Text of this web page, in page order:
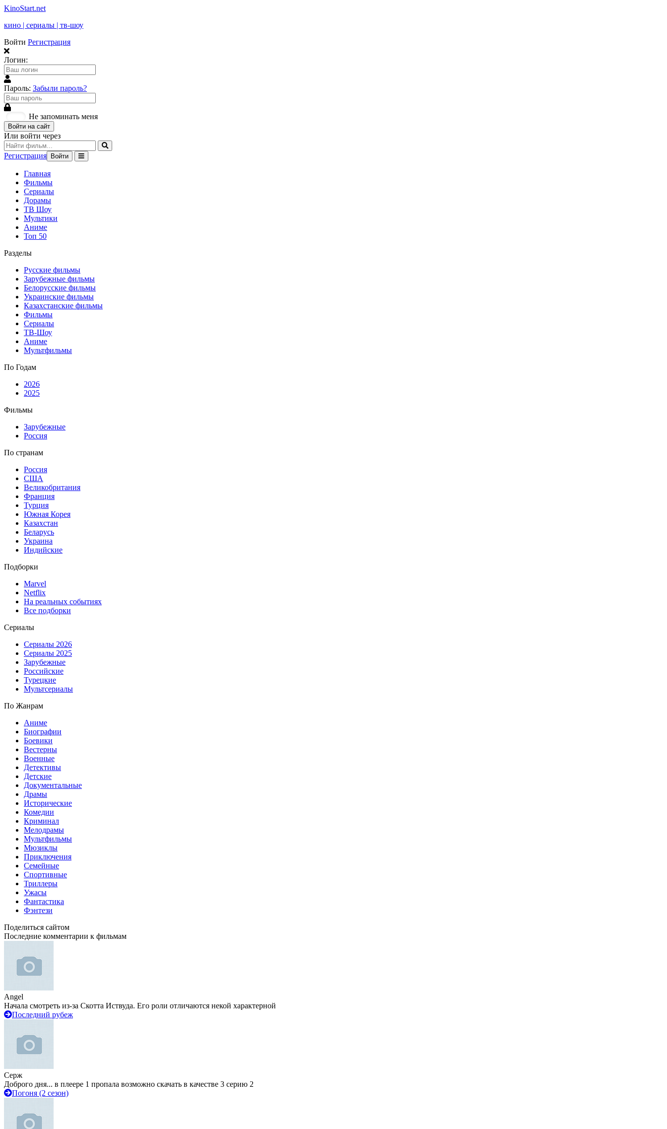
KinoStart.net
кино | сериалы | тв-шоу
Войти Регистрация
Логин:
Пароль: Забыли пароль?
Не запоминать меня
Войти на сайт
Или войти через
Регистрация Войти
Главная
Фильмы
Сериалы
Дорамы
ТВ Шоу
Мультики
Аниме
Топ 50
Разделы
Русские фильмы
Зарубежные фильмы
Белорусские фильмы
Украинские фильмы
Казахстанские фильмы
Фильмы
Сериалы
ТВ-Шоу
Аниме
Мультфильмы
По Годам
2026
2025
Фильмы
Зарубежные
Россия
По странам
Россия
США
Великобритания
Франция
Турция
Южная Корея
Казахстан
Беларусь
Украина
Индийские
Подборки
Marvel
Netflix
На реальных событиях
Все подборки
Сериалы
Сериалы 2026
Сериалы 2025
Зарубежные
Российские
Турецкие
Мультсериалы
По Жанрам
Аниме
Биографии
Боевики
Вестерны
Военные
Детективы
Детские
Документальные
Драмы
Исторические
Комедии
Криминал
Мелодрамы
Мультфильмы
Мюзиклы
Приключения
Семейные
Спортивные
Триллеры
Ужасы
Фантастика
Фэнтези
Поделиться сайтом
Последние комментарии к фильмам
Angel
Начала смотреть из-за Скотта Иствуда. Его роли отличаются некой характерной
Последний рубеж
Серж
Доброго дня... в плеере 1 пропала возможно скачать в качестве 3 серию 2
Погоня (2 сезон)